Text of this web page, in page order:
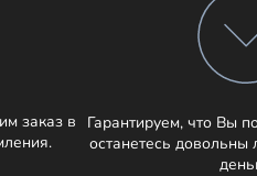
заказ в
Гарантируем, что Вы
останетесь